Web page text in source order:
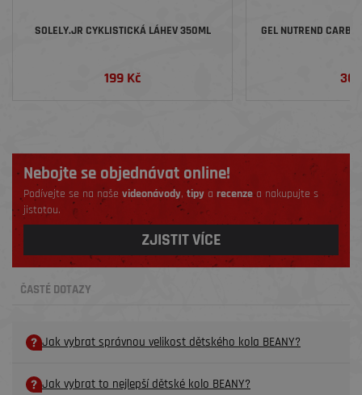
SOLELY.JR CYKLISTICKÁ LÁHEV 350ML
199 Kč
GEL NUTREND
36
Nebojte se objednávat online!
Podívejte se na naše videonávody,tipy a recenzea nakupujte s
jistotou.
ZJISTIT VÍCE
ČASTÉ DOTAZY
Jak vybrat správnou velikost dětského kola BEANY?
Jak vybrat to nejlepší dětské kolo BEANY?